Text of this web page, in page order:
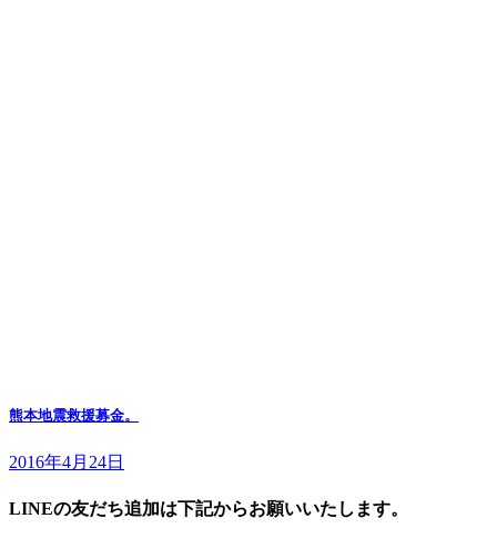
熊本地震救援募金。
2016年4月24日
LINEの友だち追加は下記からお願いいたします。